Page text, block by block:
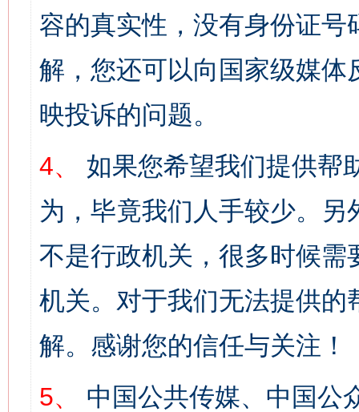
容的真实性，没有身份证
解，您还可以向国家级媒
映投诉的问题。
4、
如果您希望我们提供帮
为，毕竟我们人手较少。
不是行政机关，很多时候
机关。对于我们无法提供
解。感谢您的信任与关注！
5、
中国公共传媒、中国公